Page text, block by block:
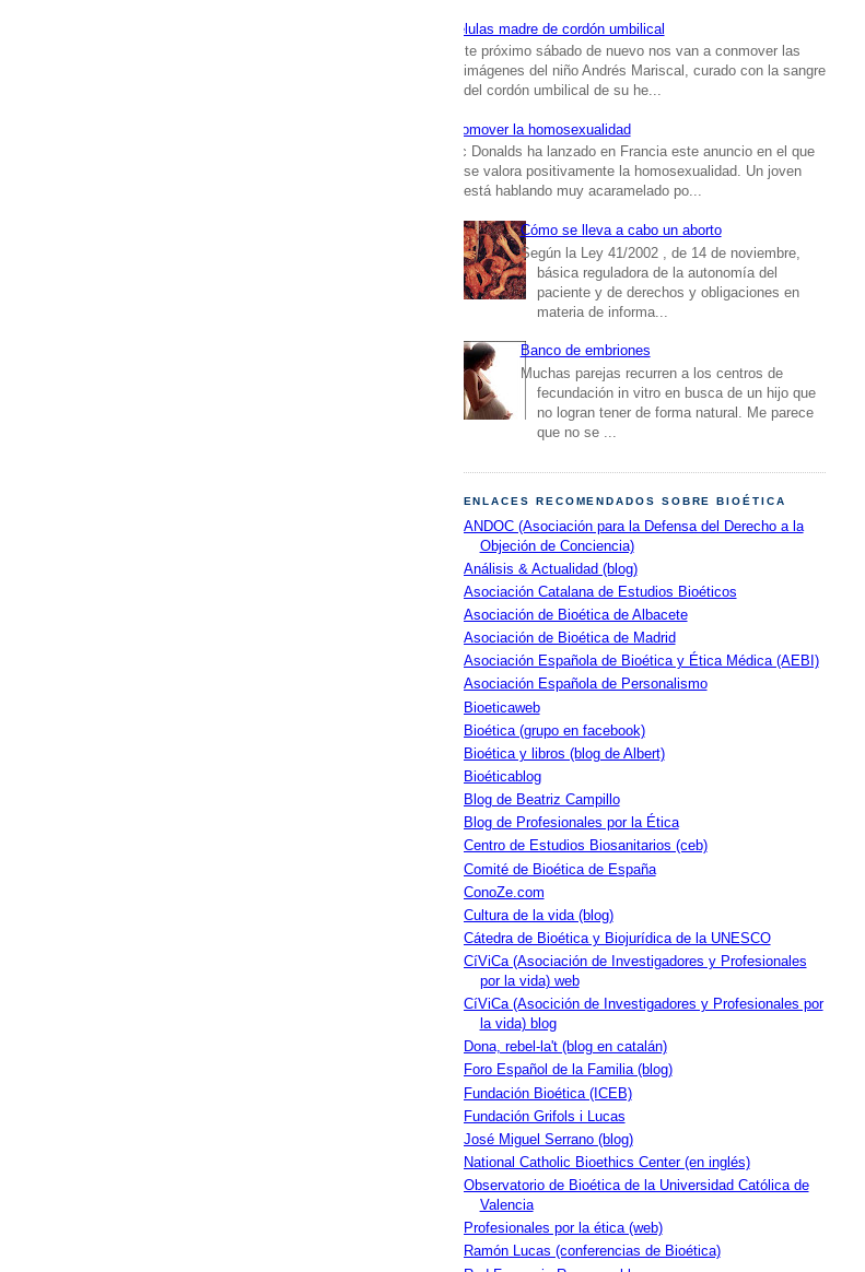
Células madre de cordón umbilical
Este próximo sábado de nuevo nos van a conmover las
imágenes del niño Andrés Mariscal, curado con la sangre
del cordón umbilical de su he...
Promover la homosexualidad
Mc Donalds ha lanzado en Francia este anuncio en el que
se valora positivamente la homosexualidad. Un joven
está hablando muy acaramelado po...
Cómo se lleva a cabo un aborto
Según la Ley 41/2002 , de 14 de noviembre,
básica reguladora de la autonomía del
paciente y de derechos y obligaciones en
materia de informa...
Banco de embriones
Muchas parejas recurren a los centros de
fecundación in vitro en busca de un hijo que
no logran tener de forma natural. Me parece
que no se ...
ENLACES RECOMENDADOS SOBRE BIOÉTICA
ANDOC (Asociación para la Defensa del Derecho a la
Objeción de Conciencia)
Análisis & Actualidad (blog)
Asociación Catalana de Estudios Bioéticos
Asociación de Bioética de Albacete
Asociación de Bioética de Madrid
Asociación Española de Bioética y Ética Médica (AEBI)
Asociación Española de Personalismo
Bioeticaweb
Bioética (grupo en facebook)
Bioética y libros (blog de Albert)
Bioéticablog
Blog de Beatriz Campillo
Blog de Profesionales por la Ética
Centro de Estudios Biosanitarios (ceb)
Comité de Bioética de España
ConoZe.com
Cultura de la vida (blog)
Cátedra de Bioética y Biojurídica de la UNESCO
CíViCa (Asociación de Investigadores y Profesionales
por la vida) web
CíViCa (Asocición de Investigadores y Profesionales por
la vida) blog
Dona, rebel-la't (blog en catalán)
Foro Español de la Familia (blog)
Fundación Bioética (ICEB)
Fundación Grifols i Lucas
José Miguel Serrano (blog)
National Catholic Bioethics Center (en inglés)
Observatorio de Bioética de la Universidad Católica de
Valencia
Profesionales por la ética (web)
Ramón Lucas (conferencias de Bioética)